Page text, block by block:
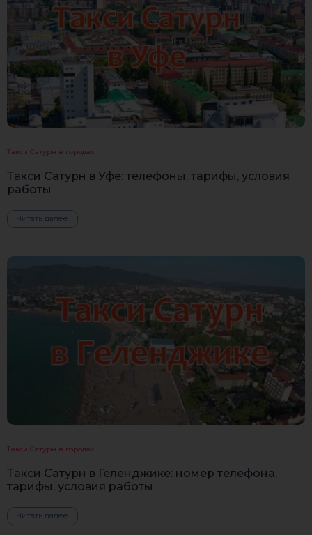
Такси Сатурн в городах
Такси Сатурн в Уфе: телефоны, тарифы, условия
работы
Читать далее
Такси Сатурн в городах
Такси Сатурн в Геленджике: номер телефона,
тарифы, условия работы
Читать далее